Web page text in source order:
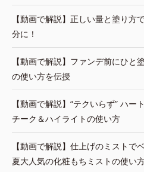
【動画で解説】正しい量と塗り方
分に！
【動画で解説】ファンデ前にひ
の使い方を伝授
【動画で解説】“テクいらず” ハー
チーク＆ハイライトの使い方
【動画で解説】仕上げのミストで
夏大人気の化粧もちミストの使い